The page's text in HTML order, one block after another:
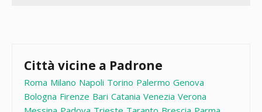
Città vicine a Padrone
Roma Milano Napoli Torino Palermo Genova
Bologna Firenze Bari Catania Venezia Verona